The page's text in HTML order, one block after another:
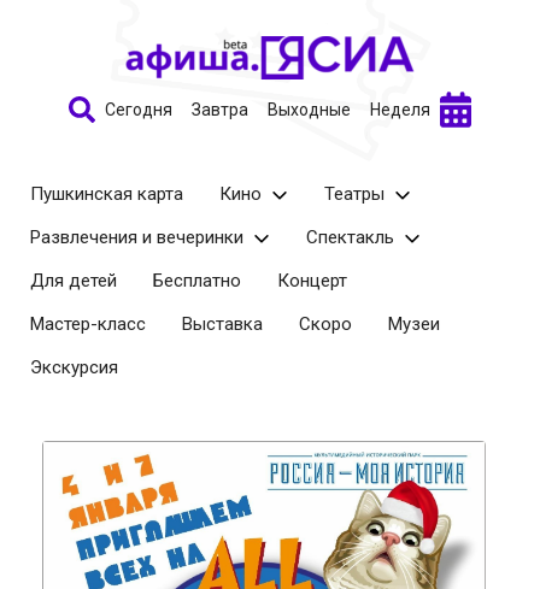
Сегодня Завтра Выходные Неделя
Пушкинская карта Кино
Театры
Развлечения и вечеринки
Спектакль
Для детей
Бесплатно
Концерт
Мастер-класс
Выставка Скоро
Музеи
Экскурсия